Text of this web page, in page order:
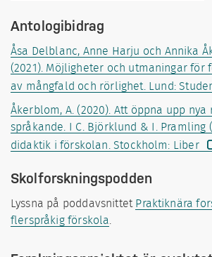
Antologibidrag
Åsa Delblanc, Anne Harju och Annika
(2021). Möjligheter och utmaningar för
av mångfald och rörlighet. Lund:
Åkerblom, A. (2020). Att öppna upp nya
språkande. I C. Björklund & I. Pramling
didaktik i förskolan. Stockholm: Liber
Skolforskningspodden
Lyssna på poddavsnittet Praktiknära
flerspråkig förskola